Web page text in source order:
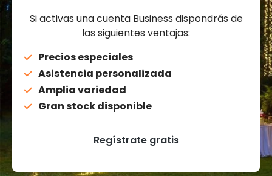
Si activas una cuenta Business dispondrás de
las siguientes ventajas:
Precios especiales
Asistencia personalizada
Amplia variedad
Gran stock disponible
Regístrate gratis